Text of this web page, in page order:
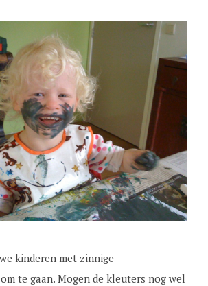
kinderen met zinnige
te gaan. Mogen de kleuters nog wel